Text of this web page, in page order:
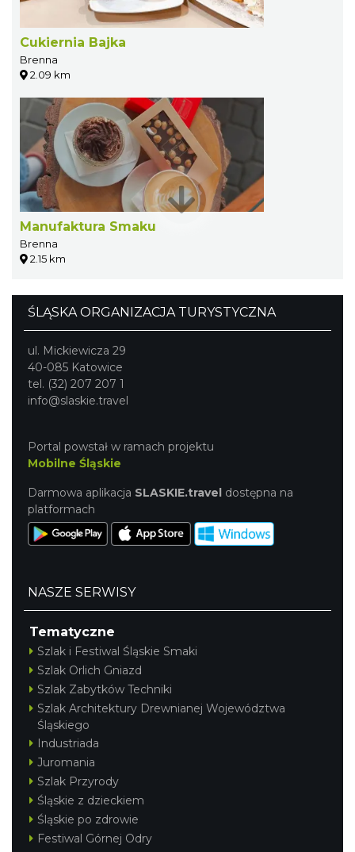
Cukiernia Bajka
Brenna
2.09 km
Manufaktura Smaku
Brenna
2.15 km
ŚLĄSKA ORGANIZACJA TURYSTYCZNA
ul. Mickiewicza 29
40-085 Katowice
tel. (32) 207 207 1
info@slaskie.travel
Portal powstał w ramach projektu
Mobilne Śląskie
Darmowa aplikacja SLASKIE.travel dostępna na
platformach
NASZE SERWISY
Tematyczne
Szlak i Festiwal Śląskie Smaki
Szlak Orlich Gniazd
Szlak Zabytków Techniki
Szlak Architektury Drewnianej Województwa
Śląskiego
Industriada
Juromania
Szlak Przyrody
Śląskie z dzieckiem
Śląskie po zdrowie
Festiwal Górnej Odry